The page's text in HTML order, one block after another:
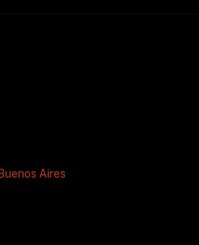
Aires